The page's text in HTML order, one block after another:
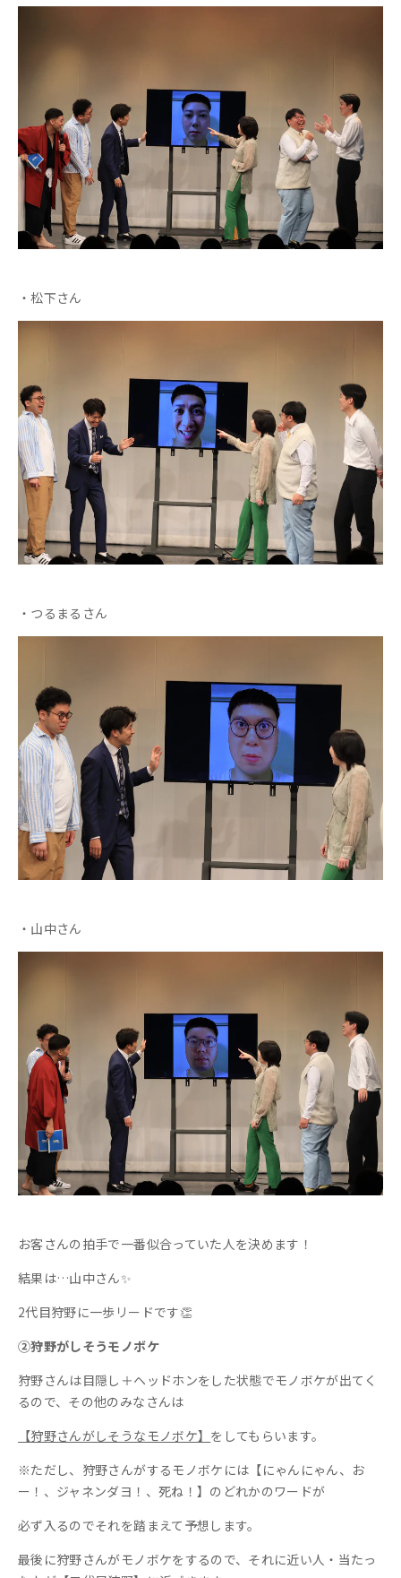
・松下さん
・つるまるさん
・山中さん
お客さんの拍手で一番似合っていた人を決めます！
結果は…山中さん✨
2代目狩野に一歩リードです👏
②狩野がしそうモノボケ
狩野さんは目隠し＋ヘッドホンをした状態でモノボケが出てく
るので、その他のみなさんは
【狩野さんがしそうなモノボケ】 をしてもらいます。
※ただし、狩野さんがするモノボケには【にゃんにゃん、お
ー！、ジャネンダヨ！、死ね！】のどれかのワードが
必ず入るのでそれを踏まえて予想します。
最後に狩野さんがモノボケをするので、それに近い人・当たっ